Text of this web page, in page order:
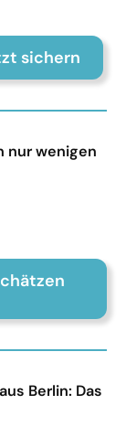
sichern
nur wenigen
Berlin: Das